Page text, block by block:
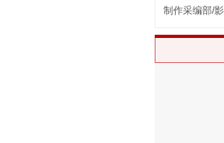
制作采编部/